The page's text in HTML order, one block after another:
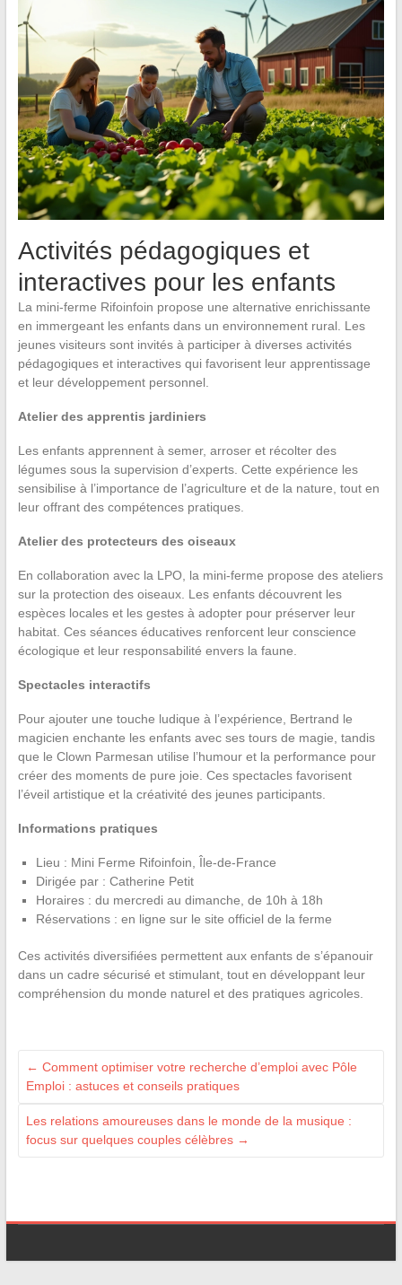
Activités pédagogiques et
interactives pour les enfants
La mini-ferme Rifoinfoin propose une alternative enrichissante
en immergeant les enfants dans un environnement rural. Les
jeunes visiteurs sont invités à participer à diverses activités
pédagogiques et interactives qui favorisent leur apprentissage
et leur développement personnel.
Atelier des apprentis jardiniers
Les enfants apprennent à semer, arroser et récolter des
légumes sous la supervision d’experts. Cette expérience les
sensibilise à l’importance de l’agriculture et de la nature, tout en
leur offrant des compétences pratiques.
Atelier des protecteurs des oiseaux
En collaboration avec la LPO, la mini-ferme propose des ateliers
sur la protection des oiseaux. Les enfants découvrent les
espèces locales et les gestes à adopter pour préserver leur
habitat. Ces séances éducatives renforcent leur conscience
écologique et leur responsabilité envers la faune.
Spectacles interactifs
Pour ajouter une touche ludique à l’expérience, Bertrand le
magicien enchante les enfants avec ses tours de magie, tandis
que le Clown Parmesan utilise l’humour et la performance pour
créer des moments de pure joie. Ces spectacles favorisent
l’éveil artistique et la créativité des jeunes participants.
Informations pratiques
Lieu : Mini Ferme Rifoinfoin, Île-de-France
Dirigée par : Catherine Petit
Horaires : du mercredi au dimanche, de 10h à 18h
Réservations : en ligne sur le site officiel de la ferme
Ces activités diversifiées permettent aux enfants de s’épanouir
dans un cadre sécurisé et stimulant, tout en développant leur
compréhension du monde naturel et des pratiques agricoles.
← Comment optimiser votre recherche d’emploi avec Pôle
Emploi : astuces et conseils pratiques
Les relations amoureuses dans le monde de la musique :
focus sur quelques couples célèbres →